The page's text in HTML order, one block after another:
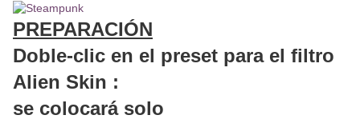
PREPARACIÓN
Doble-clic en el preset para el filtro
Alien Skin :
se colocará solo